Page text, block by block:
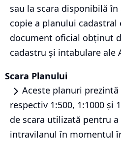
sau la scara disponibilă în
copie a planului cadastral
document oficial obținut
cadastru și intabulare ale
Scara Planului
Aceste planuri prezintă
respectiv 1:500, 1:1000 și
de scara utilizată pentru a
intravilanul în momentul